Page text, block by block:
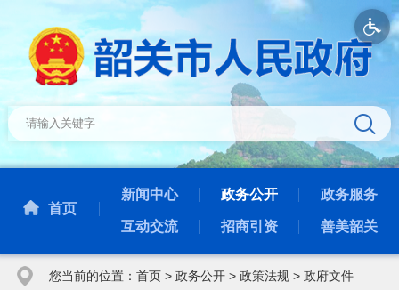
首页
新闻中心 政务公开 政务服务
互动交流 招商引资 善美韶关
您当前的位置： 首页> 政务公开> 政策法规> 政府文件